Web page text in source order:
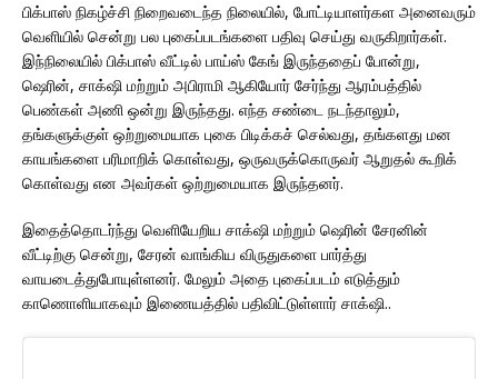
பிக்பாஸ் நிகழ்ச்சி நிறைவடைந்த நிலையில், போட்டியாளர்கள அனைவரும்
வெளியில் சென்று பல புகைப்படங்களை பதிவு செய்து வருகிறார்கள்.
இந்நிலையில் பிக்பாஸ் வீட்டில் பாய்ஸ் கேங் இருந்ததைப் போன்று,
ஷெரின், சாக்‌ஷி மற்றும் அபிராமி ஆகியோர் சேர்ந்து ஆரம்பத்தில்
பெண்கள் அணி ஒன்று இருந்தது. எந்த சண்டை நடந்தாலும்,
தங்களுக்குள் ஒற்றுமையாக புகை பிடிக்கச் செல்வது, தங்களது மன
காயங்களை பரிமாறிக் கொள்வது, ஒருவருக்கொருவர் ஆறுதல் கூறிக்
கொள்வது என அவர்கள் ஒற்றுமையாக இருந்தனர்.
இதைத்தொடர்ந்து வெளியேறிய சாக்‌ஷி மற்றும் ஷெரின் சேரனின்
வீட்டிற்கு சென்று, சேரன் வாங்கிய விருதுகளை பார்த்து
வாயடைத்துபோயுள்ளனர். மேலும் அதை புகைப்படம் எடுத்தும்
காணொளியாகவும் இணையத்தில் பதிவிட்டுள்ளார் சாக்‌ஷி..